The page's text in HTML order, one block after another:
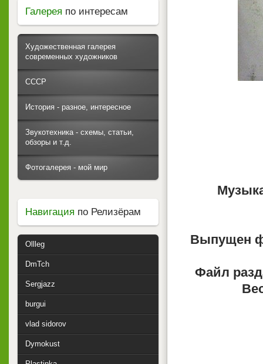
Выпущен
Файл
Галерея по интересам
Художественная галерея
современных художников
СССР
История - разное, интересное
Звукотехника - схемы, статьи,
обзоры и т.д.
Фотогалерея - мой мир
Навигация по Релизёрам
Ollleg
DmTch
Sergjazz
burgui
vlad sidorov
Dymokust